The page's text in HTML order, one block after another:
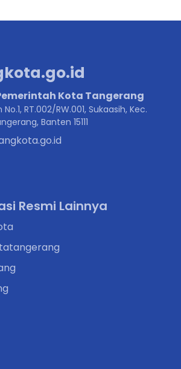
Kota Tangerang
RT.002/RW.001, Sukaasih, Kec.
Banten 15111
Resmi Lainnya